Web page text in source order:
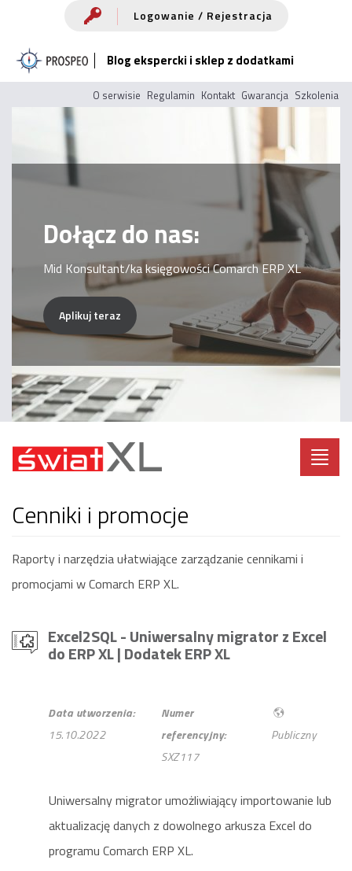
treści
Logowanie / Rejestracja
Blog ekspercki i sklep z dodatkami
O serwisie Regulamin Kontakt Gwarancja Szkolenia
Dołącz do nas:
Mid Konsultant/ka księgowości Comarch ERP XL
Aplikuj teraz
cenniki i promocje
Raporty i narzędzia ułatwiające zarządzanie cennikami i
promocjami w Comarch ERP XL.
Excel2SQL - Uniwersalny migrator z Excel
do ERP XL| Dodatek ERP XL
Data utworzenia:
15.10.2022
Numer
referencyjny:
SXZ117
Publiczny
Uniwersalny migrator umożliwiający importowanie lub
aktualizację danych z dowolnego arkusza Excel do
programu Comarch ERP XL.